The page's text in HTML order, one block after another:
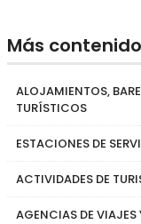
Más
ALOJAMIENTOS,
TURÍSTICOS
ESTACIONES DE
ACTIVIDADES DE
AGENCIAS DE VIAJES